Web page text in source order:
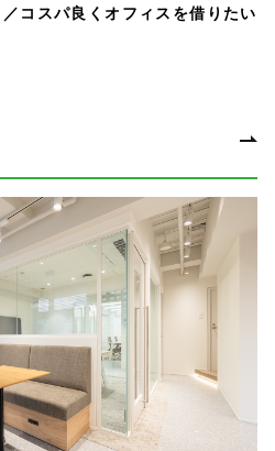
コスパ良くオフィスを借りたい